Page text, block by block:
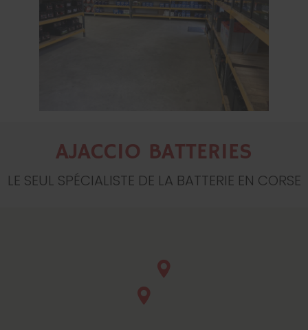
AJACCIO BATTERIES
LE SEUL SPÉCIALISTE DE LA BATTERIE EN CORSE